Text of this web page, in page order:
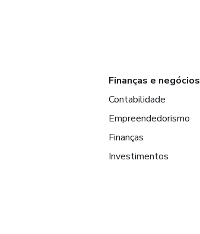
Finanças e negócios
Contabilidade
Empreendedorismo
Finanças
Investimentos